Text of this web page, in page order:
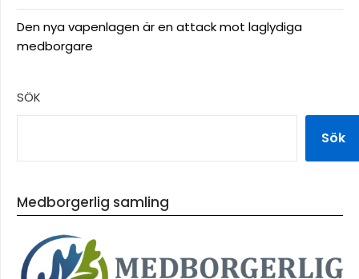
Den nya vapenlagen är en attack mot laglydiga
medborgare
SÖK
Sök
Medborgerlig samling